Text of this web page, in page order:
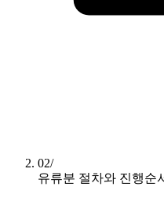
02/
유류분 절차와 진행순